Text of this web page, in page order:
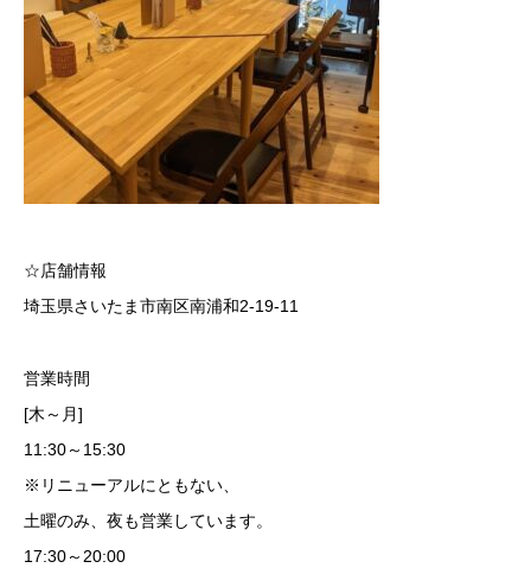
☆店舗情報
埼玉県さいたま市南区南浦和2-19-11
営業時間
[木～月]
11:30～15:30
※リニューアルにともない、
土曜のみ、夜も営業しています。
17:30～20:00